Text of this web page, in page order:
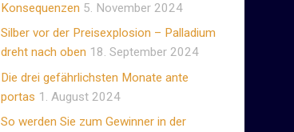
Konsequenzen 5. November 2024
Silber vor der Preisexplosion – Palladium
dreht nach oben 18. September 2024
Die drei gefährlichsten Monate ante
portas 1. August 2024
So werden Sie zum Gewinner in der